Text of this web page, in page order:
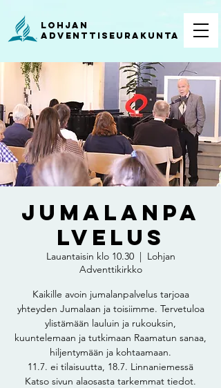
Lohjan
ADVENTTISEURAKUNTA
Jumalanpa
lvelus
Lauantaisin klo 10.30
  |
Lohjan
Adventtikirkko
Kaikille avoin jumalanpalvelus tarjoaa
yhteyden Jumalaan ja toisiimme. Tervetuloa
ylistämään lauluin ja rukouksin,
kuuntelemaan ja tutkimaan Raamatun sanaa,
hiljentymään ja kohtaamaan.
11.7. ei tilaisuutta, 18.7. Linnaniemessä
Katso sivun alaosasta tarkemmat tiedot.